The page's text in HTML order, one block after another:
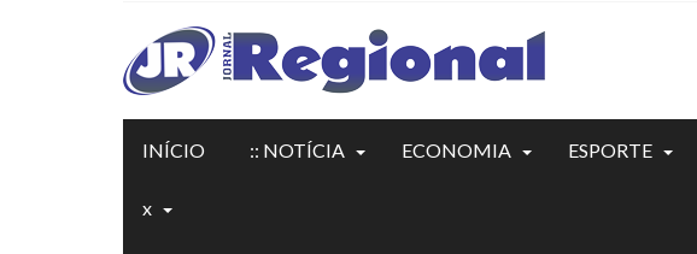
INÍCIO :: NOTÍCIA ECONOMIA ESPORTE
x